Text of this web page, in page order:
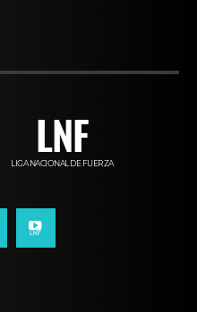
LNF
LIGA NACIONAL DE FUERZA